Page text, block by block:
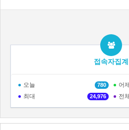
접속자집계
오늘 780 어제
최대 24,976 전체